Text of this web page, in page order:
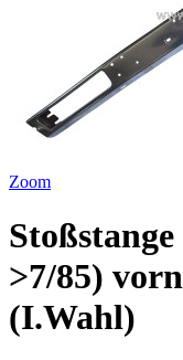
Zoom
>7/85)
(I.Wahl)